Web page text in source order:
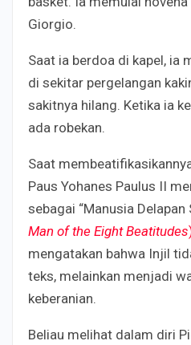
Giorgio.
Saat ia berdoa di kapel, ia
di sekitar pergelangan
sakitnya hilang. Ketika ia
ada robekan.
Saat
Paus Yohanes Paulus II
sebagai “Manusia Delapan
Man of the Eight Beatitudes
mengatakan bahwa Injil
teks, melainkan menjadi
keberanian.
Beliau melihat dalam diri